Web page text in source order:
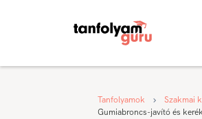
Tanfolyamok Szakmai
Gumiabroncs-javító és